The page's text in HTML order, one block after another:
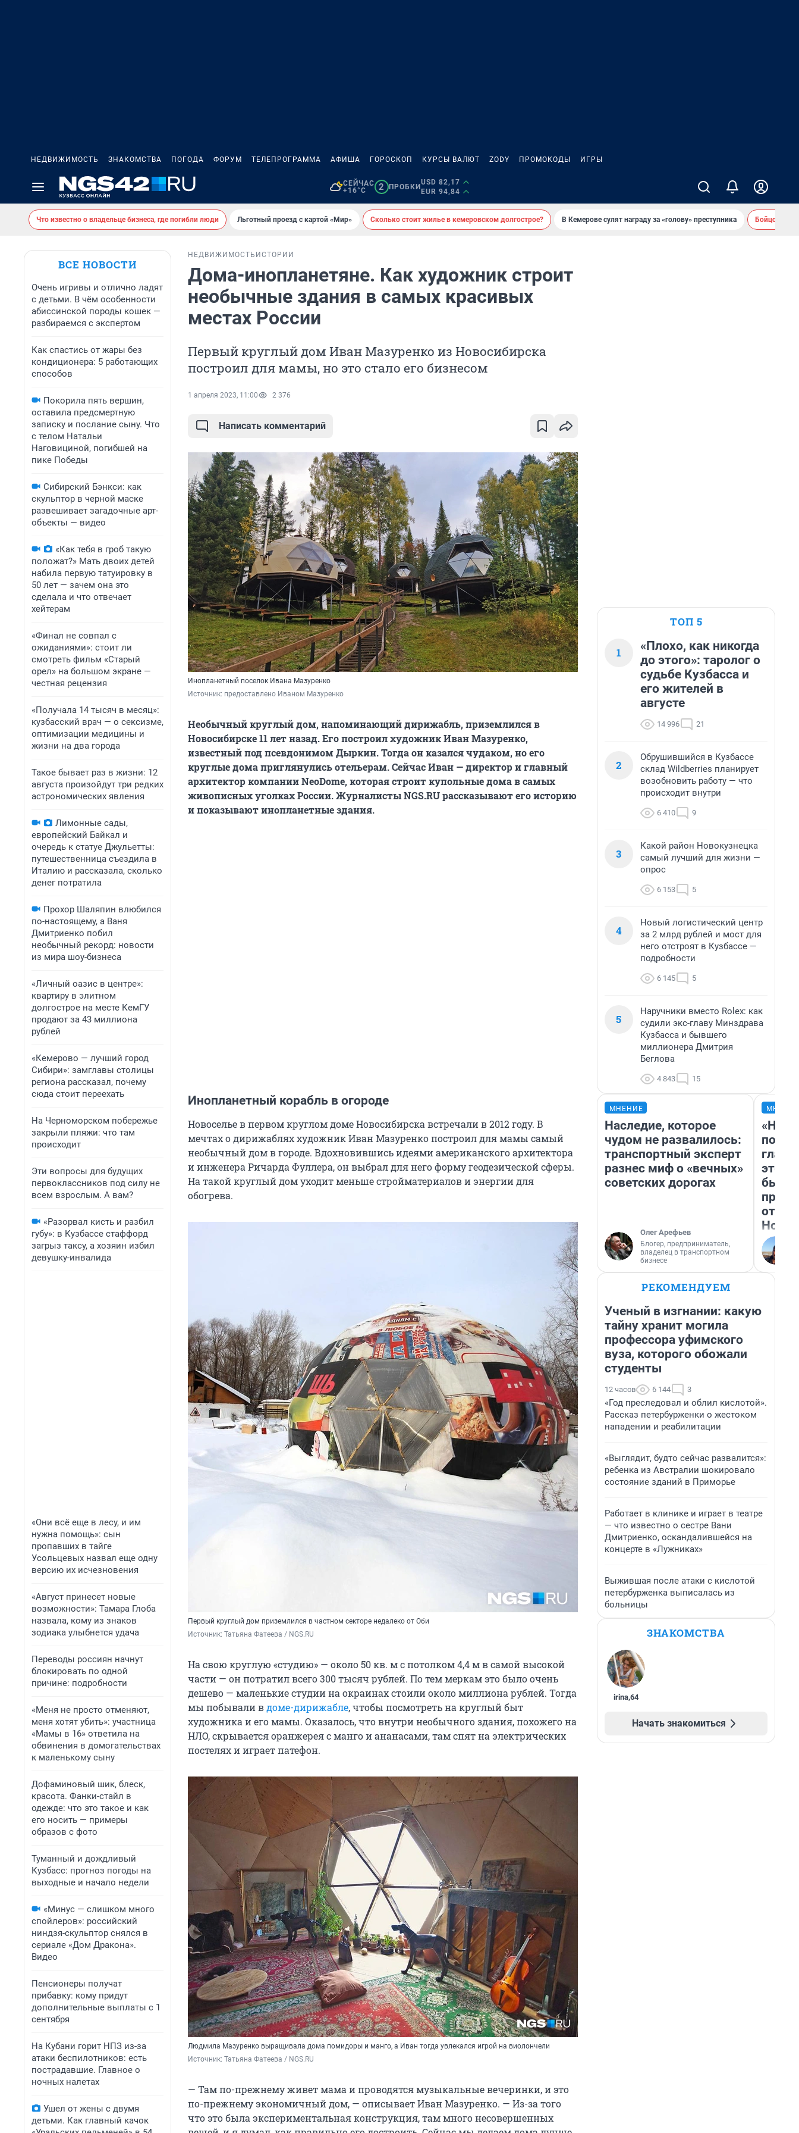
НЕДВИЖИМОСТЬ ЗНАКОМСТВА ПОГОДА ФОРУМ ТЕЛЕПРОГРАММА АФИША ГОРОСКОП КУРСЫ ВАЛЮТ ZODY ПРОМОКОДЫ ИГРЫ
СЕЙЧАС
+16°C
2 ПРОБКИ
USD 82,17
EUR 94,84
Что известно о владельце бизнеса, где погибли люди Льготный проезд с картой «Мир» Сколько стоит жилье в кемеровском долгострое? В Кемерове сулят награду за «голову» преступника Бойцовский
ВСЕ НОВОСТИ
Очень игривы и отлично ладят
с детьми. В чём особенности
абиссинской породы кошек —
разбираемся с экспертом
Как спастись от жары без
кондиционера: 5 работающих
способов
Покорила пять вершин,
оставила предсмертную
записку и послание сыну. Что
с телом Натальи
Наговициной, погибшей на
пике Победы
Сибирский Бэнкси: как
скульптор в черной маске
развешивает загадочные арт-
объекты — видео
«Как тебя в гроб такую
положат?» Мать двоих детей
набила первую татуировку в
50 лет — зачем она это
сделала и что отвечает
хейтерам
«Финал не совпал с
ожиданиями»: стоит ли
смотреть фильм «Старый
орел» на большом экране —
честная рецензия
«Получала 14 тысяч в месяц»:
кузбасский врач — о сексизме,
оптимизации медицины и
жизни на два города
Такое бывает раз в жизни: 12
августа произойдут три редких
астрономических явления
Лимонные сады,
европейский Байкал и
очередь к статуе Джульетты:
путешественница съездила в
Италию и рассказала, сколько
денег потратила
Прохор Шаляпин влюбился
по-настоящему, а Ваня
Дмитриенко побил
необычный рекорд: новости
из мира шоу-бизнеса
«Личный оазис в центре»:
квартиру в элитном
долгострое на месте КемГУ
продают за 43 миллиона
рублей
«Кемерово — лучший город
Сибири»: замглавы столицы
региона рассказал, почему
сюда стоит переехать
На Черноморском побережье
закрыли пляжи: что там
происходит
Эти вопросы для будущих
первоклассников под силу не
всем взрослым. А вам?
«Разорвал кисть и разбил
губу»: в Кузбассе стаффорд
загрыз таксу, а хозяин избил
девушку-инвалида
«Они всё еще в лесу, и им
нужна помощь»: сын
пропавших в тайге
Усольцевых назвал еще одну
версию их исчезновения
«Август принесет новые
возможности»: Тамара Глоба
назвала, кому из знаков
зодиака улыбнется удача
Переводы россиян начнут
блокировать по одной
причине: подробности
«Меня не просто отменяют,
меня хотят убить»: участница
«Мамы в 16» ответила на
обвинения в домогательствах
к маленькому сыну
Дофаминовый шик, блеск,
красота. Фанки-стайл в
одежде: что это такое и как
его носить — примеры
образов с фото
Туманный и дождливый
Кузбасс: прогноз погоды на
выходные и начало недели
«Минус — слишком много
спойлеров»: российский
ниндзя-скульптор снялся в
сериале «Дом Дракона».
Видео
Пенсионеры получат
прибавку: кому придут
дополнительные выплаты с 1
сентября
На Кубани горит НПЗ из-за
атаки беспилотников: есть
пострадавшие. Главное о
ночных налетах
Ушел от жены с двумя
детьми. Как главный качок
НЕДВИЖИМОСТЬ ИСТОРИИ
Дома-инопланетяне. Как художник строит
необычные здания в самых красивых
местах России
Первый круглый дом Иван Мазуренко из Новосибирска
построил для мамы, но это стало его бизнесом
1 апреля 2023, 11:00 2 376
Написать комментарий
Инопланетный поселок Ивана Мазуренко
Источник: предоставлено Иваном Мазуренко
Необычный круглый дом, напоминающий дирижабль, приземлился в
Новосибирске 11 лет назад. Его построил художник Иван Мазуренко,
известный под псевдонимом Дыркин. Тогда он казался чудаком, но его
круглые дома приглянулись отельерам. Сейчас Иван — директор и главный
архитектор компании NeoDome, которая строит купольные дома в самых
живописных уголках России. Журналисты NGS.RU рассказывают его историю
и показывают инопланетные здания.
Инопланетный корабль в огороде
Новоселье в первом круглом доме Новосибирска встречали в 2012 году. В
мечтах о дирижаблях художник Иван Мазуренко построил для мамы самый
необычный дом в городе. Вдохновившись идеями американского архитектора
и инженера Ричарда Фуллера, он выбрал для него форму геодезической сферы.
На такой круглый дом уходит меньше стройматериалов и энергии для
обогрева.
Первый круглый дом приземлился в частном секторе недалеко от Оби
Источник: Татьяна Фатеева / NGS.RU
На свою круглую «студию» — около 50 кв. м с потолком 4,4 м в самой высокой
части — он потратил всего 300 тысяч рублей. По тем меркам это было очень
дешево — маленькие студии на окраинах стоили около миллиона рублей. Тогда
мы побывали вдоме-дирижабле, чтобы посмотреть на круглый быт
художника и его мамы. Оказалось, что внутри необычного здания, похожего на
НЛО, скрывается оранжерея с манго и ананасами, там спят на электрических
постелях и играет патефон.
Людмила Мазуренко выращивала дома помидоры и манго, а Иван тогда увлекался игрой на виолончели
Источник: Татьяна Фатеева / NGS.RU
— Там по-прежнему живет мама и проводятся музыкальные вечеринки, и это
по-прежнему экономичный дом, — описывает Иван Мазуренко. — Из-за того
что это была экспериментальная конструкция, там много несовершенных
ТОП 5
1
«Плохо, как никогда
до этого»: таролог о
судьбе Кузбасса и
его жителей в
августе
14 996 21
2
Обрушившийся в Кузбассе
склад Wildberries планирует
возобновить работу — что
происходит внутри
6 410 9
3
Какой район Новокузнецка
самый лучший для жизни —
опрос
6 153 5
4
Новый логистический центр
за 2 млрд рублей и мост для
него отстроят в Кузбассе —
подробности
6 145 5
5
Наручники вместо Rolex: как
судили экс-главу Минздрава
Кузбасса и бывшего
миллионера Дмитрия
Беглова
4 843 15
МНЕНИЕ
Наследие, которое
чудом не развалилось:
транспортный эксперт
разнес миф о «вечных»
советских дорогах
Олег Арефьев
Блогер, предприниматель,
владелец в транспортном
бизнесе
этого
бьет
РЕКОМЕНДУЕМ
Ученый в изгнании: какую
тайну хранит могила
профессора уфимского
вуза, которого обожали
студенты
12 часов 6 144 3
«Год преследовал и облил кислотой».
Рассказ петербурженки о жестоком
нападении и реабилитации
«Выглядит, будто сейчас развалится»:
ребенка из Австралии шокировало
состояние зданий в Приморье
Работает в клинике и играет в театре
— что известно о сестре Вани
Дмитриенко, оскандалившейся на
концерте в «Лужниках»
Выжившая после атаки с кислотой
петербурженка выписалась из
больницы
ЗНАКОМСТВА
irina,64
Начать знакомиться